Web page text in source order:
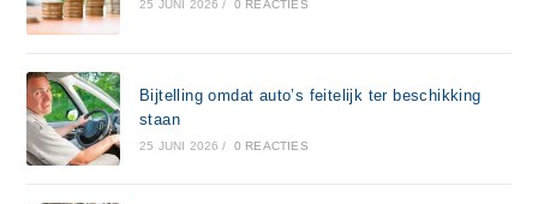
25 JUNI 2026 / 0 REACTIES
Bijtelling omdat auto’s feitelijk ter beschikking
staan
25 JUNI 2026 / 0 REACTIES